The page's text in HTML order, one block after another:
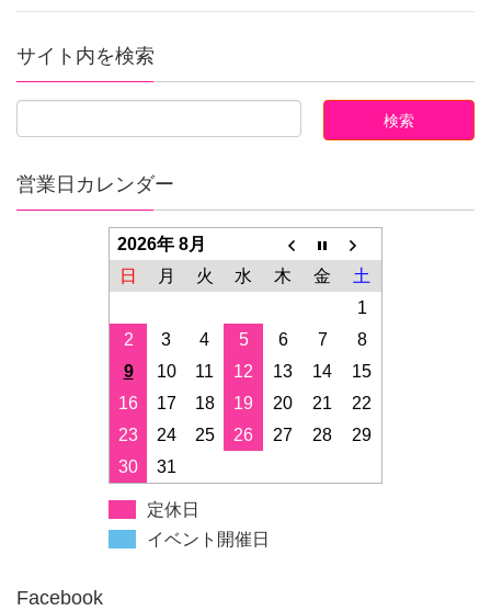
サイト内を検索
営業日カレンダー
2026年 8月
日
月 火 水 木 金
土
1
2
3 4 5 6 7
8
9
10 11 12 13 14
15
16
17 18 19 20 21
22
23
24 25 26 27 28
29
30
31
定休日
イベント開催日
Facebook